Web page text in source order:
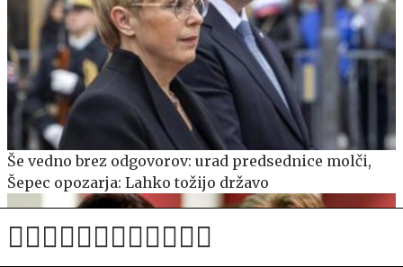
Še vedno brez odgovorov: urad predsednice molči,
Šepec opozarja: Lahko tožijo državo